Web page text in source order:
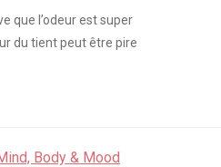
que l’odeur est super
du tient peut être pire
Body & Mood